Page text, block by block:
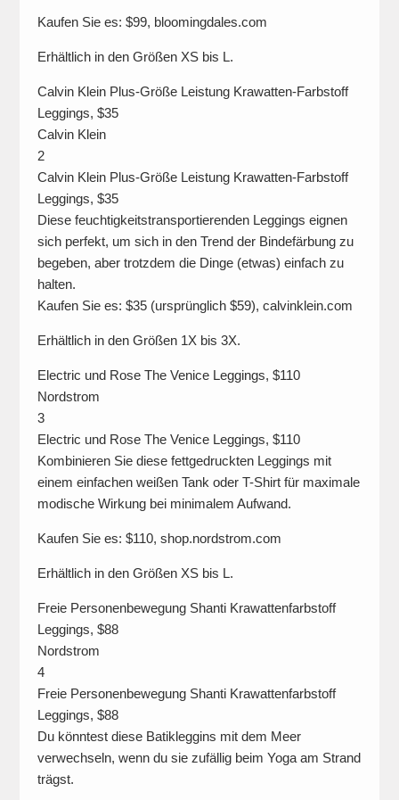
Kaufen Sie es: $99, bloomingdales.com
Erhältlich in den Größen XS bis L.
Calvin Klein Plus-Größe Leistung Krawatten-Farbstoff
Leggings, $35
Calvin Klein
2
Calvin Klein Plus-Größe Leistung Krawatten-Farbstoff
Leggings, $35
Diese feuchtigkeitstransportierenden Leggings eignen
sich perfekt, um sich in den Trend der Bindefärbung zu
begeben, aber trotzdem die Dinge (etwas) einfach zu
halten.
Kaufen Sie es: $35 (ursprünglich $59), calvinklein.com
Erhältlich in den Größen 1X bis 3X.
Electric und Rose The Venice Leggings, $110
Nordstrom
3
Electric und Rose The Venice Leggings, $110
Kombinieren Sie diese fettgedruckten Leggings mit
einem einfachen weißen Tank oder T-Shirt für maximale
modische Wirkung bei minimalem Aufwand.
Kaufen Sie es: $110, shop.nordstrom.com
Erhältlich in den Größen XS bis L.
Freie Personenbewegung Shanti Krawattenfarbstoff
Leggings, $88
Nordstrom
4
Freie Personenbewegung Shanti Krawattenfarbstoff
Leggings, $88
Du könntest diese Batikleggins mit dem Meer
verwechseln, wenn du sie zufällig beim Yoga am Strand
trägst.